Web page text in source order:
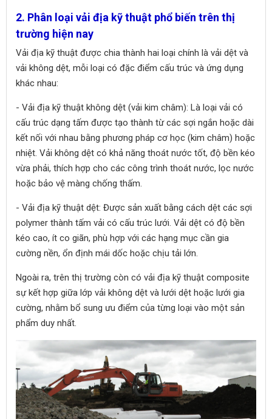
2. Phân loại vải địa kỹ thuật phổ biến trên thị
trường hiện nay
Vải địa kỹ thuật được chia thành hai loại chính là vải dệt và
vải không dệt, mỗi loại có đặc điểm cấu trúc và ứng dụng
khác nhau:
- Vải địa kỹ thuật không dệt (vải kim châm): Là loại vải có
cấu trúc dạng tấm được tạo thành từ các sợi ngắn hoặc dài
kết nối với nhau bằng phương pháp cơ học (kim châm) hoặc
nhiệt. Vải không dệt có khả năng thoát nước tốt, độ bền kéo
vừa phải, thích hợp cho các công trình thoát nước, lọc nước
hoặc bảo vệ màng chống thấm.
- Vải địa kỹ thuật dệt: Được sản xuất bằng cách dệt các sợi
polymer thành tấm vải có cấu trúc lưới. Vải dệt có độ bền
kéo cao, ít co giãn, phù hợp với các hạng mục cần gia
cường nền, ổn định mái dốc hoặc chịu tải lớn.
Ngoài ra, trên thị trường còn có vải địa kỹ thuật composite
sự kết hợp giữa lớp vải không dệt và lưới dệt hoặc lưới gia
cường, nhằm bổ sung ưu điểm của từng loại vào một sản
phẩm duy nhất.